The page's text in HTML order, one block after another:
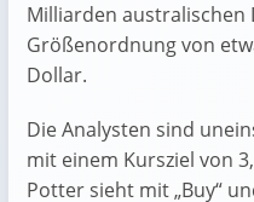
Milliarden
Größenordnung von
Dollar.
Die Analysten sind
mit einem Kursziel von
Potter sieht mit „Buy“